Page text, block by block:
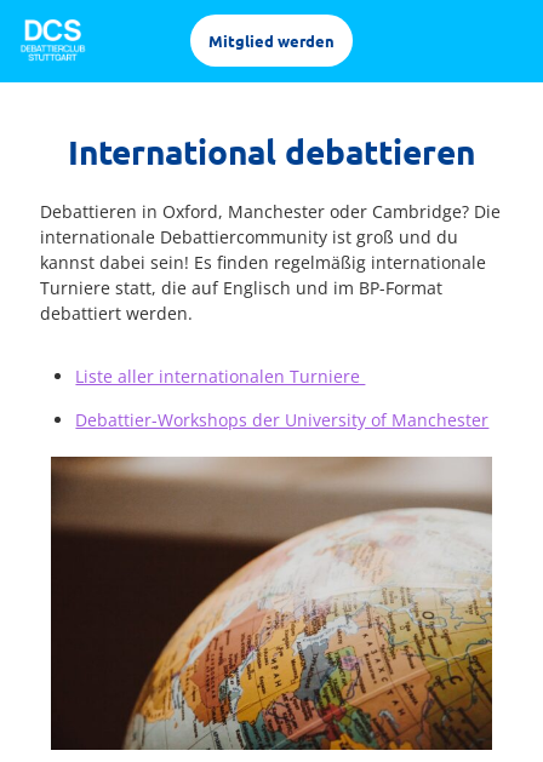
Mitglied werden
International debattieren
Debattieren in Oxford, Manchester oder Cambridge? Die
internationale Debattiercommunity ist groß und du
kannst dabei sein! Es finden regelmäßig internationale
Turniere statt, die auf Englisch und im BP-Format
debattiert werden.
Liste aller internationalen Turniere
Debattier-Workshops der University of Manchester